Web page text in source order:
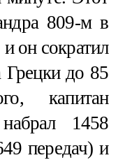
809-м в
и он сократил
Грецки до 85
капитан
1458
передач) и